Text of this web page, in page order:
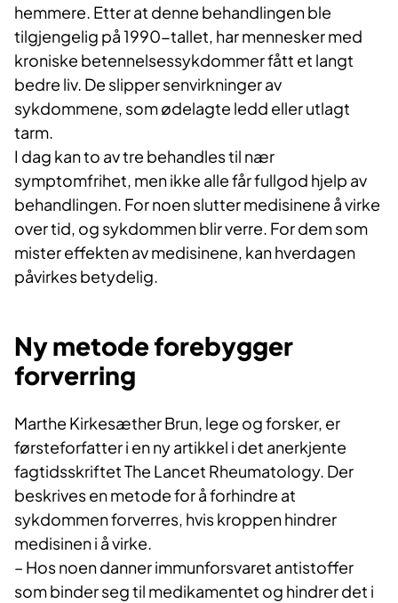
hemmere. Etter at denne behandlingen ble
tilgjengelig på 1990-tallet, har mennesker med
kroniske betennelsessykdommer fått et langt
bedre liv. De slipper senvirkninger av
sykdommene, som ødelagte ledd eller utlagt
tarm.
I dag kan to av tre behandles til nær
symptomfrihet, men ikke alle får fullgod hjelp av
behandlingen. For noen slutter medisinene å virke
over tid, og sykdommen blir verre. For dem som
mister effekten av medisinene, kan hverdagen
påvirkes betydelig.
Ny metode forebygger
forverring
Marthe Kirkesæther Brun, lege og forsker, er
førsteforfatter i en ny artikkel i det anerkjente
fagtidsskriftet The Lancet Rheumatology. Der
beskrives en metode for å forhindre at
sykdommen forverres, hvis kroppen hindrer
medisinen i å virke.
– Hos noen danner immunforsvaret antistoffer
som binder seg til medikamentet og hindrer det i